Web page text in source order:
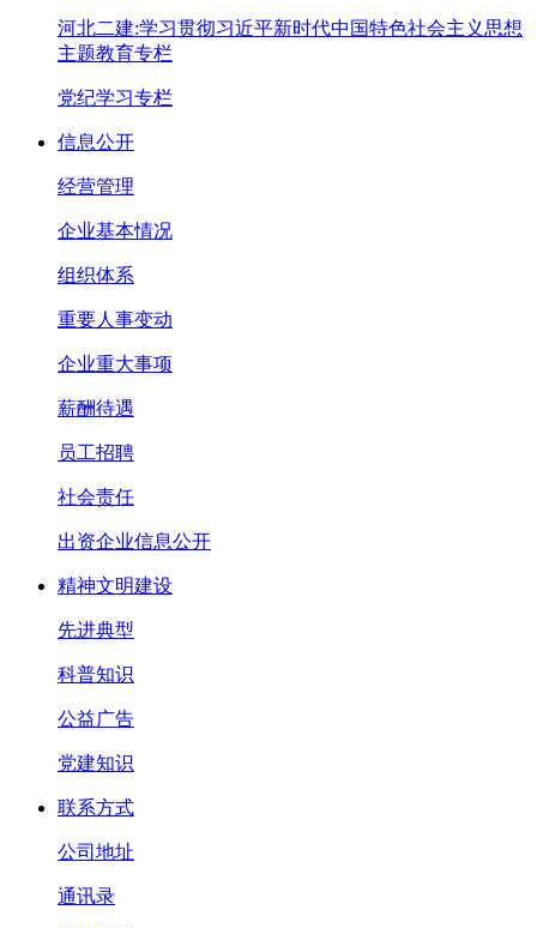
河北二建:学习贯彻习近平新时代中国特色社会主义思想
主题教育专栏
党纪学习专栏
信息公开
经营管理
企业基本情况
组织体系
重要人事变动
企业重大事项
薪酬待遇
员工招聘
社会责任
出资企业信息公开
精神文明建设
先进典型
科普知识
公益广告
党建知识
联系方式
公司地址
通讯录